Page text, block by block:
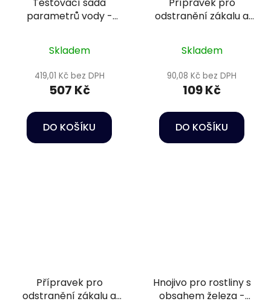
parametrů vody -
Skladem
419,01 Kč bez DPH
507 Kč
DO KOŠÍKU
odstranění zákalu a
Skladem
90,08 Kč bez DPH
109 Kč
DO KOŠÍKU
Přípravek pro
odstranění zákalu a
Hnojivo pro rostliny s
obsahem železa -